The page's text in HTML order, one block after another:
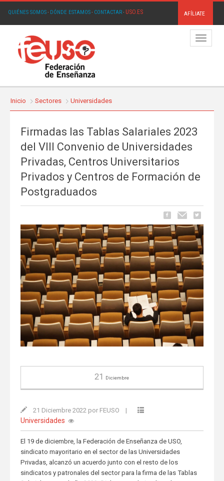
QUIÉNES SOMOS· DÓNDE ESTAMOS· CONTACTAR· USO.ES AFÍLIATE
Menú
Inicio Sectores Universidades
Firmadas las Tablas Salariales 2023
del VIII Convenio de Universidades
Privadas, Centros Universitarios
Privados y Centros de Formación de
Postgraduados
21 Diciembre
21 Diciembre 2022 por FEUSO |
Universidades
El 19 de diciembre, la Federación de Enseñanza de USO,
sindicato mayoritario en el sector de las Universidades
Privadas, alcanzó un acuerdo junto con el resto de los
sindicatos y patronales del sector para la firma de las Tablas